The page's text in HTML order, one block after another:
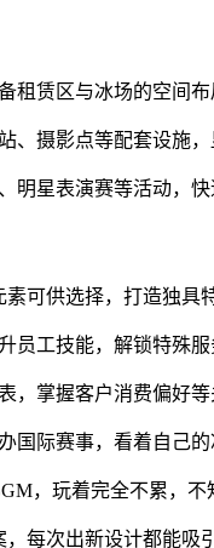
租赁区与冰场的空间
、摄影点等配套设施
明星表演赛等活动，
可供选择，打造独具
员工技能，解锁特殊服
，掌握客户消费偏好
国际赛事，看着自己
，玩着完全不累，
每次出新设计都能吸